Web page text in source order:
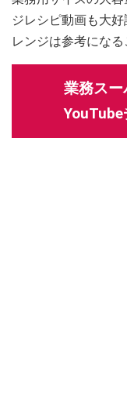
ジレシピ動画も大
レンジは参考になる
業務ス
YouTube